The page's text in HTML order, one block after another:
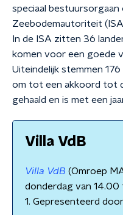
speciaal
Zeebodemautoriteit
In de ISA zitten 36
komen voor een goede
Uiteindelijk stemmen
om tot een akkoord tot
gehaald en is met een
Villa VdB
Villa VdB (Omroep
donderdag van
1. Gepresenteerd